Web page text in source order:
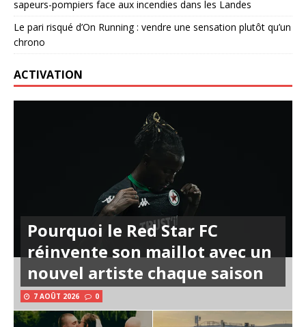
sapeurs-pompiers face aux incendies dans les Landes
Le pari risqué d’On Running : vendre une sensation plutôt qu’un
chrono
ACTIVATION
Pourquoi le Red Star FC
réinvente son maillot avec un
nouvel artiste chaque saison
7 AOÛT 2026 0